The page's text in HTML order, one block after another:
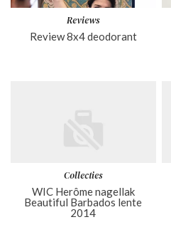
Reviews
Review 8x4 deodorant
Collecties
WIC Herôme nagellak
Beautiful Barbados lente
2014